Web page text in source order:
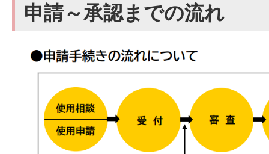
申請～承認までの流れ